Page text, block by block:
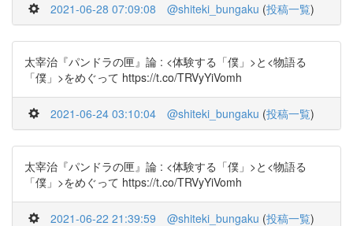
2021-06-28 07:09:08 @shiteki_bungaku (投稿一覧)
太宰治『パンドラの匣』論 : <体験する「僕」>と<物語る
「僕」>をめぐって https://t.co/TRVyYiVomh
2021-06-24 03:10:04 @shiteki_bungaku (投稿一覧)
太宰治『パンドラの匣』論 : <体験する「僕」>と<物語る
「僕」>をめぐって https://t.co/TRVyYiVomh
2021-06-22 21:39:59 @shiteki_bungaku (投稿一覧)